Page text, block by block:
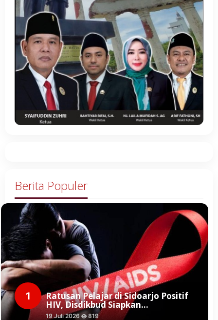
Berita Populer
1 Ratusan Pelajar di Sidoarjo Positif
HIV, Disdikbud Siapkan…
19 Juli 2026 819